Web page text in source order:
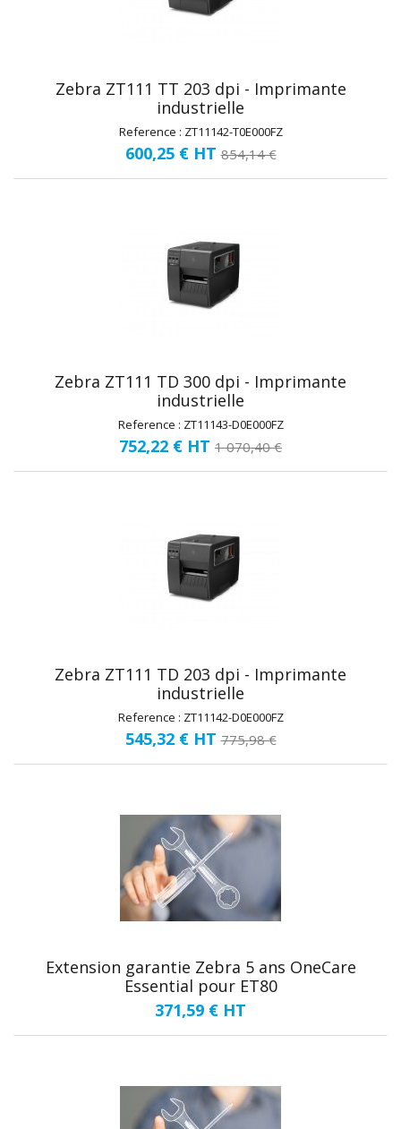
Zebra ZT111 TT 203 dpi - Imprimante
industrielle
Reference : ZT11142-T0E000FZ
600,25 € HT 854,14 €
Zebra ZT111 TD 300 dpi - Imprimante
industrielle
Reference : ZT11143-D0E000FZ
752,22 € HT 1 070,40 €
Zebra ZT111 TD 203 dpi - Imprimante
industrielle
Reference : ZT11142-D0E000FZ
545,32 € HT 775,98 €
Extension garantie Zebra 5 ans OneCare
Essential pour ET80
371,59 € HT